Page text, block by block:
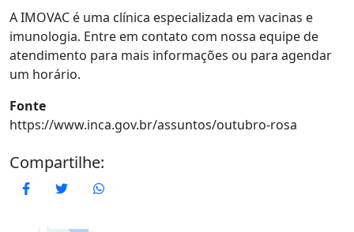
A IMOVAC é uma clínica especializada em vacinas e
imunologia. Entre em contato com nossa equipe de
atendimento para mais informações ou para agendar
um horário.
Fonte
https://www.inca.gov.br/assuntos/outubro-rosa
Compartilhe:
FacebookTwitterWhatsApp